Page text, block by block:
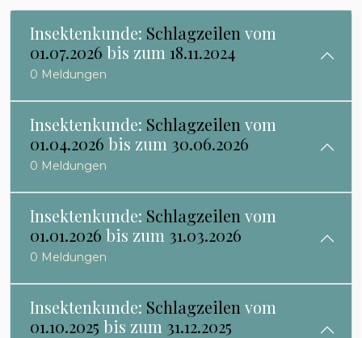
Insektenkunde: Schlagzeilen vom
01.07.2026 bis zum 18.11.2024
0 Meldungen
Insektenkunde: Schlagzeilen vom
01.04.2026 bis zum 30.06.2026
0 Meldungen
Insektenkunde: Schlagzeilen vom
01.01.2026 bis zum 31.03.2026
0 Meldungen
Insektenkunde: Schlagzeilen vom
01.10.2025 bis zum 31.12.2025